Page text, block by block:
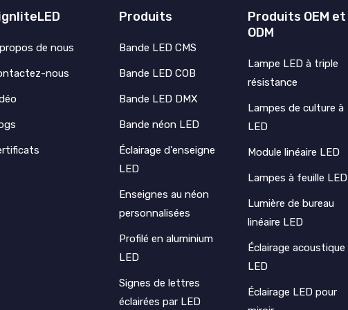
de nous
nous
Produits
Bande LED CMS
Bande LED COB
Bande LED DMX
Bande néon LED
Éclairage d'enseigne
LED
Enseignes au néon
personnalisées
Profilé en aluminium
LED
Signes de lettres
éclairées par LED
Produits OEM et
ODM
Lampe LED à triple
résistance
Lampes de culture à
LED
Module linéaire LED
Lampes à feuille LED
Lumière de bureau
linéaire LED
Éclairage acoustique
LED
Éclairage LED pour